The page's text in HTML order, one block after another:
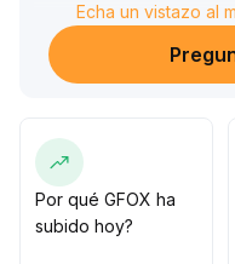
continúa
atención y
Se recomienda
plazo, seguir de
general y mantener
prestando atención
comprar en máximos
Echa un vistazo al
Por qué GFOX ha
subido hoy?